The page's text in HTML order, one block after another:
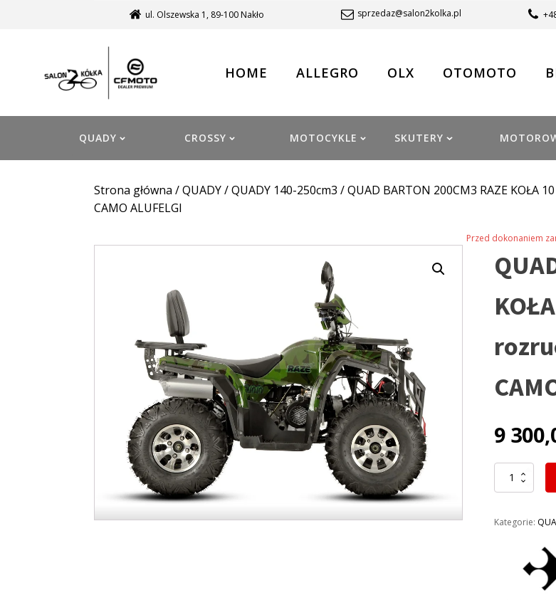
ul. Olszewska 1, 89-100 Nakło sprzedaz@salon2kolka.pl
HOME ALLEGRO OLX OTOMOTO
QUADY CROSSY MOTOCYKLE SKUTERY
Strona główna /QUADY/QUADY 140-250cm3 / QUAD BARTON 200CM3 RAZE KOŁA
CAMO ALUFELGI
Przed dokonaniem
9
ilość
QUAD
RAZE
Kategorie: